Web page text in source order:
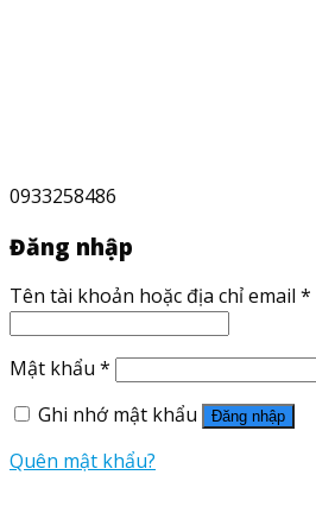
0933258486
Đăng nhập
Tên tài khoản hoặc địa chỉ email *
Mật khẩu *
Ghi nhớ mật khẩu
Đăng nhập
Quên mật khẩu?